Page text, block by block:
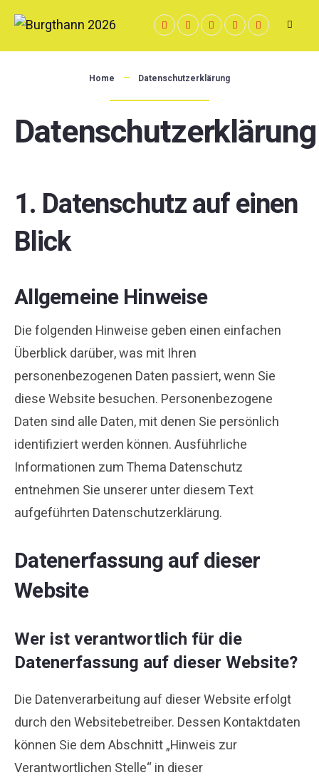
Skip
Home Datenschutzerklärung
Datenschutzerklärung
1. Datenschutz auf einen
Blick
Allgemeine Hinweise
Die folgenden Hinweise geben einen einfachen
Überblick darüber, was mit Ihren
personenbezogenen Daten passiert, wenn Sie
diese Website besuchen. Personenbezogene
Daten sind alle Daten, mit denen Sie persönlich
identifiziert werden können. Ausführliche
Informationen zum Thema Datenschutz
entnehmen Sie unserer unter diesem Text
aufgeführten Datenschutzerklärung.
Datenerfassung auf dieser
Website
Wer ist verantwortlich für die
Datenerfassung auf dieser Website?
Die Datenverarbeitung auf dieser Website erfolgt
durch den Websitebetreiber. Dessen Kontaktdaten
können Sie dem Abschnitt „Hinweis zur
Verantwortlichen Stelle“ in dieser